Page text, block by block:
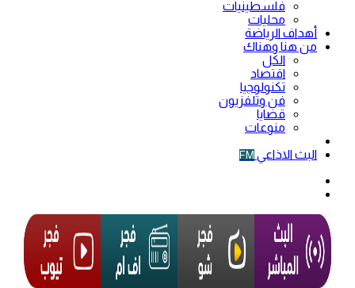
فلسطينيات
محليات
أهداف الرياضة
من هنا وهناك
الكل
اقتصاد
تكنولوجيا
فن وتلفزيون
قضايا
منوعات
البث الاذاعي FM